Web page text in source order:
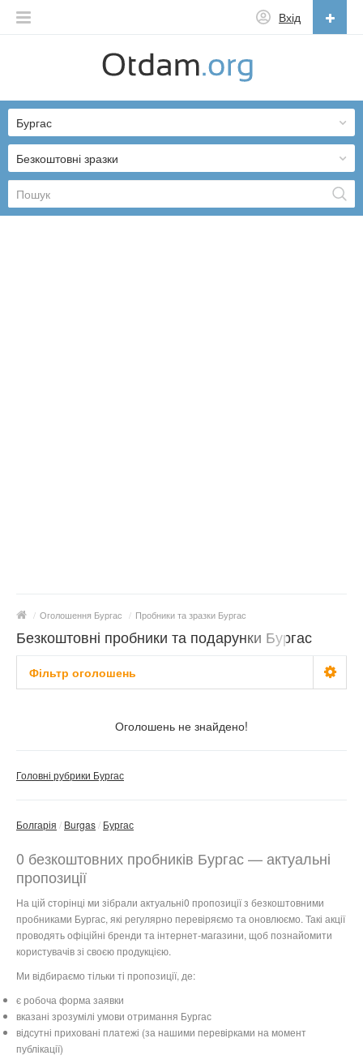
Вхід
English
Русский
Українська
Безкоштовні зразки
Бургас
/ Оголошення Бургас / Пробники та зразки Бургас
Безкоштовні пробники та подарунки Бургас
Фільтр оголошень
особистого догляду
Безкоштовні товари для дому
Пробники товарів для тварин
напоїв
Книги, журнали та каталоги
Наліпки та стікери
Безкоштовні пробні версії та
тестові товари
Інші безкоштовні пропозиції
Не важливо
Оголошень не знайдено!
Головні рубрики Бургас
Болгарія Burgas Бургас
0 безкоштовних пробників Бургас — актуальні
пропозиції
На цій сторінці ми зібрали актуальні0 пропозиції з безкоштовними
пробниками Бургас, які регулярно перевіряємо та оновлюємо. Такі акції
проводять офіційні бренди та інтернет-магазини, щоб познайомити
користувачів зі своєю продукцією.
Ми відбираємо тільки ті пропозиції, де:
є робоча форма заявки
вказані зрозумілі умови отримання Бургас
відсутні приховані платежі (за нашими перевірками на момент
публікації)